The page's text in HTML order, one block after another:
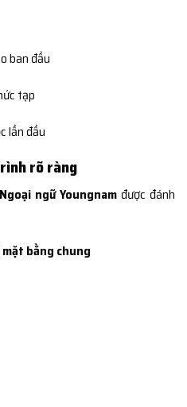
ban đầu
tạp
lần đầu
rõ ràng
ngữ Youngnam được đánh
bằng chung